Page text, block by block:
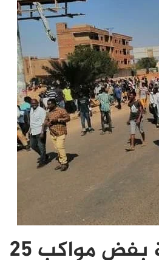
مقاومة الخرطوم تتهم الأجهزة الأمنية بفض مواكب 25